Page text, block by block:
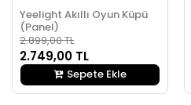
Yeelight Akıllı Oyun Küpü
(Panel)
2.899,00 TL
2.749,00 TL
Sepete Ekle